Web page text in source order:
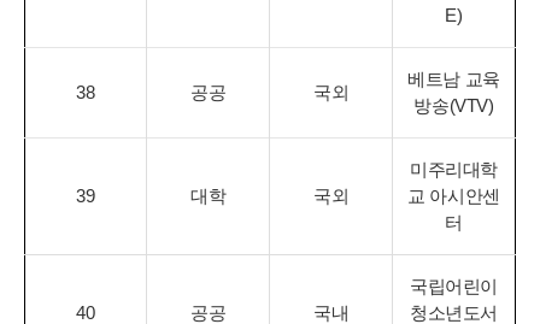
E)
38 공공 국외
베트남 교육
방송(VTV)
39 대학 국외
미주리대학
교 아시안센
터
40 공공 국내
국립어린이
청소년도서